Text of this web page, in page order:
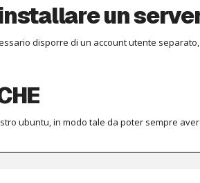
un
disporre di un account utente
ubuntu, in modo tale da poter sempre